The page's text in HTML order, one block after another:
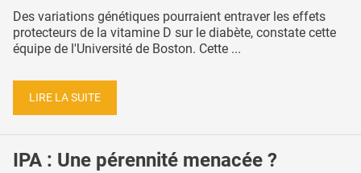
Des variations génétiques pourraient entraver les effets
protecteurs de la vitamine D sur le diabète, constate cette
équipe de l'Université de Boston. Cette ...
LIRE LA SUITE
IPA : Une pérennité menacée ?